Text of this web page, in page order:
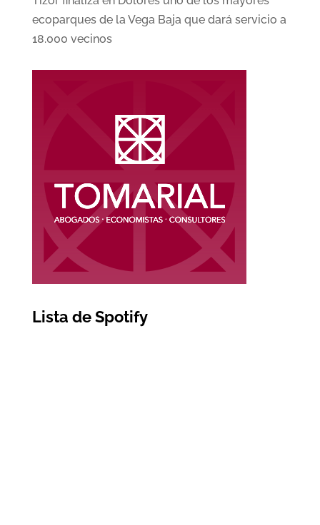
ecoparques de la Vega Baja que dará servicio a
18.000 vecinos
Lista de Spotify